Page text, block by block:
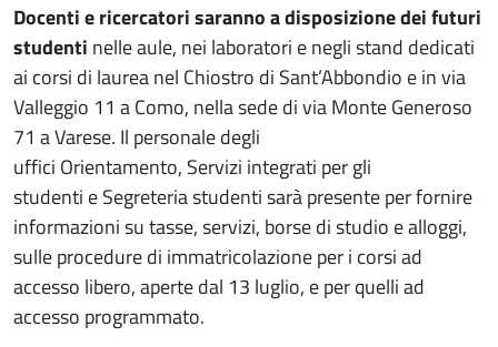
Docenti e ricercatori saranno a disposizione dei futuri
studenti nelle aule, nei laboratori e negli stand dedicati
ai corsi di laurea nel Chiostro di Sant’Abbondio e in via
Valleggio 11 a Como, nella sede di via Monte Generoso
71 a Varese. Il personale degli
uffici Orientamento, Servizi integrati per gli
studenti e Segreteria studenti sarà presente per fornire
informazioni su tasse, servizi, borse di studio e alloggi,
sulle procedure di immatricolazione per i corsi ad
accesso libero, aperte dal 13 luglio, e per quelli ad
accesso programmato.